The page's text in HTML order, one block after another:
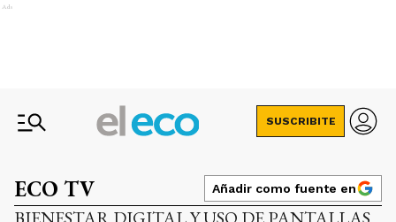
Ads
SUSCRIBITE
ECO TV Añadir como fuente en